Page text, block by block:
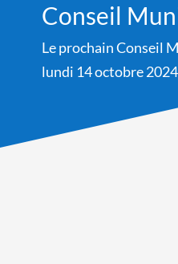
Conseil
Le prochain Conseil
lundi 14 octobre